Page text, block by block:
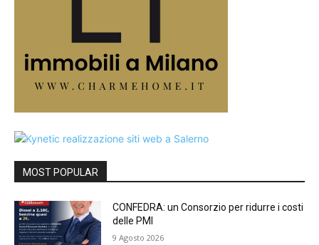
MOST POPULAR
CONFEDRA: un Consorzio per ridurre i costi
delle PMI
9 Agosto 2026